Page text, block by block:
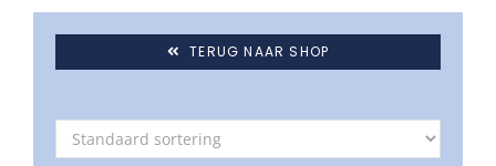
TERUG NAAR SHOP